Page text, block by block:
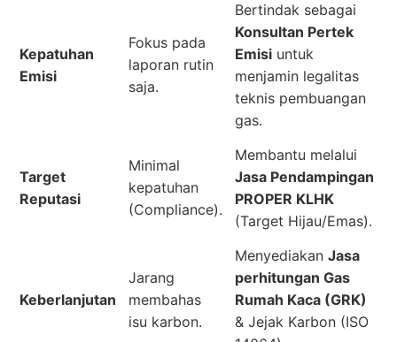
Kepatuhan
Emisi
Fokus pada
laporan rutin
saja.
Bertindak sebagai
Konsultan Pertek
Emisi untuk
menjamin legalitas
teknis pembuangan
gas.
Target
Reputasi
Minimal
kepatuhan
(Compliance).
Membantu melalui
Jasa Pendampingan
PROPER KLHK
(Target Hijau/Emas).
Keberlanjutan
Jarang
membahas
isu karbon.
Menyediakan Jasa
perhitungan Gas
Rumah Kaca (GRK)
& Jejak Karbon (ISO